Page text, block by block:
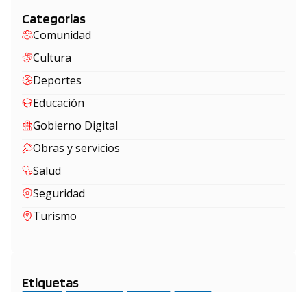
Categorias
Comunidad
Cultura
Deportes
Educación
Gobierno Digital
Obras y servicios
Salud
Seguridad
Turismo
Etiquetas